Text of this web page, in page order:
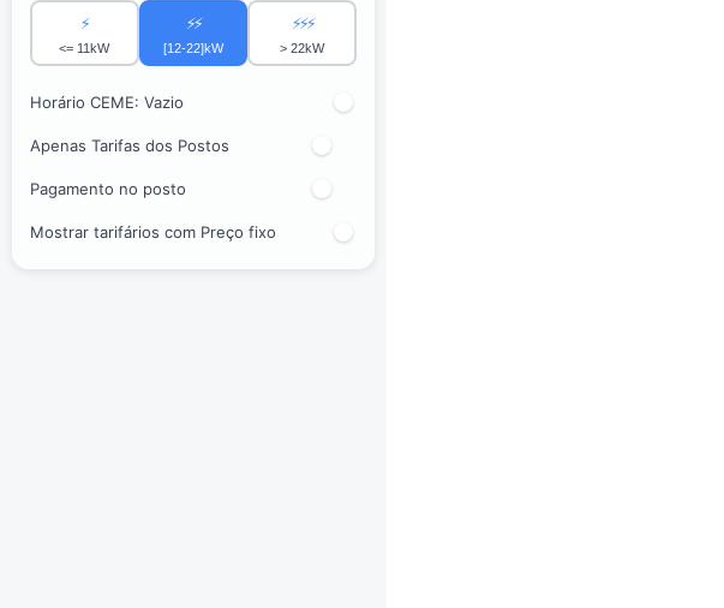
⚡
<= 11kW
⚡⚡
[12-22]kW
⚡⚡⚡
> 22kW
Horário CEME: Vazio
Apenas Tarifas dos Postos
Pagamento no posto
Mostrar tarifários com Preço fixo